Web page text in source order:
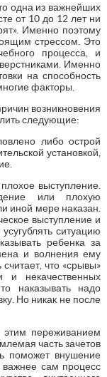
одна из важнейших
от 10 до 12 лет ни
Именно поэтому
стрессом. Это
процесса, и
Именно
на способность
факторы.
возникновения
следующие:
либо острой
установкой,
выступление.
или плохую
иной мере наказан.
выступление и
ситуацию
ребенка за
и волнения ему
что «срывы»
и некачественных
наказывать надо
Но никак не после
этим переживанием
часть зачетов
поможет внушение
важнее сам процесс